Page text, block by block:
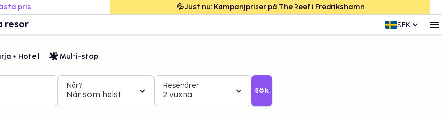
pris 💦 Just nu: Kampanjpriser på The Reef i Fredrikshamn
resor SEK
+ Hotell Multi-stop
När?
När som helst
Resenärer
2 vuxna Sök